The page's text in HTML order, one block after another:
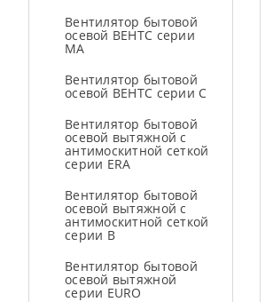
Вентилятор бытовой
осевой ВЕНТС серии
МА
Вентилятор бытовой
осевой ВЕНТС серии С
Вентилятор бытовой
осевой вытяжной с
антимоскитной сеткой
серии ERA
Вентилятор бытовой
осевой вытяжной с
антимоскитной сеткой
серии В
Вентилятор бытовой
осевой вытяжной
серии EURO